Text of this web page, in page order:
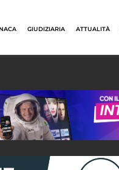
GIUDIZIARIA ATTUALITÀ